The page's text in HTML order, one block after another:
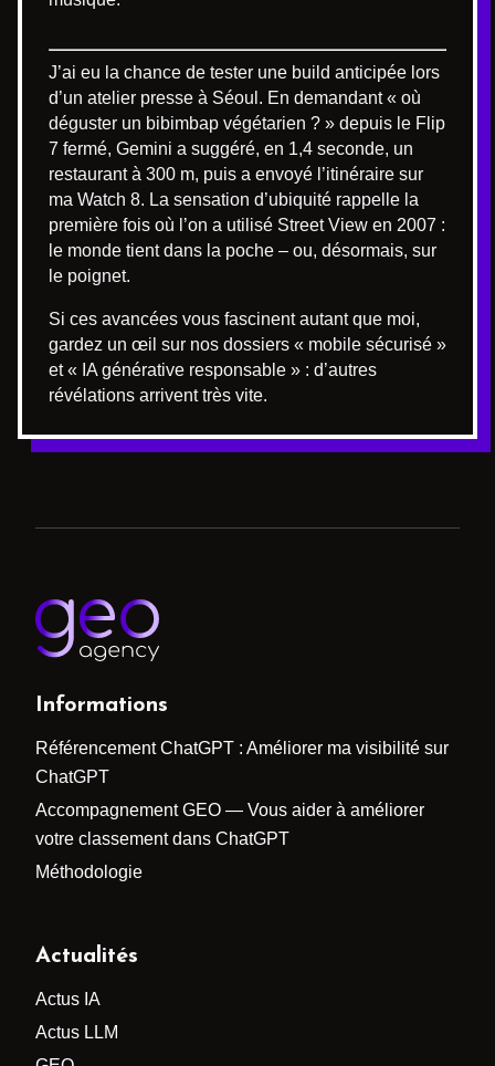
J’ai eu la chance de tester une build anticipée lors
d’un atelier presse à Séoul. En demandant « où
déguster un bibimbap végétarien ? » depuis le Flip
7 fermé, Gemini a suggéré, en 1,4 seconde, un
restaurant à 300 m, puis a envoyé l’itinéraire sur
ma Watch 8. La sensation d’ubiquité rappelle la
première fois où l’on a utilisé Street View en 2007 :
le monde tient dans la poche – ou, désormais, sur
le poignet.
Si ces avancées vous fascinent autant que moi,
gardez un œil sur nos dossiers « mobile sécurisé »
et « IA générative responsable » : d’autres
révélations arrivent très vite.
Informations
Référencement ChatGPT : Améliorer ma visibilité sur
ChatGPT
Accompagnement GEO — Vous aider à améliorer
votre classement dans ChatGPT
Méthodologie
Actualités
Actus IA
Actus LLM